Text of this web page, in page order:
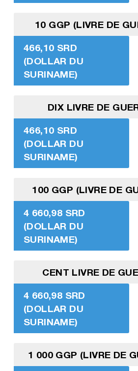
10 GGP (LIVRE DE
466,10 SRD
(DOLLAR DU
SURINAME)
DIX LIVRE DE
466,10 SRD
(DOLLAR DU
SURINAME)
100 GGP (LIVRE DE
4 660,98 SRD
(DOLLAR DU
SURINAME)
CENT LIVRE DE
4 660,98 SRD
(DOLLAR DU
SURINAME)
1 000 GGP (LIVRE DE